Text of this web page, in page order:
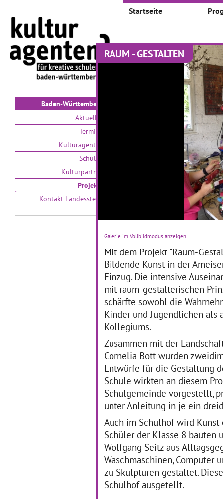
RAUM - GESTALTEN
Galerie im Vollbildmodus anzeigen
Mit dem Projekt "Raum-
Bildende Kunst in der
Einzug. Die intensive
mit raum-gestalterischen
schärfte sowohl die
Kinder und Jugendlichen als
Kollegiums.
Zusammen mit der
Cornelia Bott wurden
Entwürfe für die Gestaltung
Schule wirkten an diesem
Schulgemeinde vorgestellt,
unter Anleitung in je ein
Auch im Schulhof wird Kunst
Schüler der Klasse 8 bauten
Wolfgang Seitz aus
Waschmaschinen, Computer
zu Skulpturen gestaltet.
Schulhof ausgetellt.
Baden-Württemberg
Aktuelles
Termine
Kulturagenten
Schulen
Kulturpartner
Projekte
Kontakt Landesstelle
Startseite
Projekte
Kleine Künstler auf
01.09.2016–31.05.2018
der Schneeburgschule
Freiburg bereits Tradition.
Im Rahmen des
Kulturagentenprogramms
werden die dritten und
vierten Klassen in den
nächsten drei Jahren nun
regelmäßig an… mehr
Im
Mehr Märchen!
01.09.2016–31.12.2016
Im vergangenen Herbst und
Winter widmete sich die
Klassenstufe Drei der
Gerhart-Hauptmann-Schule
in Heilbronn ganz dem
Thema Märchen. Drei
künstlerische Sparten,
nämlich Literatur, Bildende
Kunst
im
Trommeln - Tanzen -